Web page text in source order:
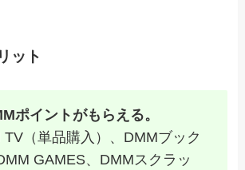
ット
ポイントがもらえる。
TV（単品購入）、DMMブック
GAMES、DMMスクラッ